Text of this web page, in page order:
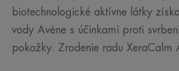
biotechnologické aktívne látky
vody Avène s účinkami proti
pokožky. Zrodenie radu XeraCalm